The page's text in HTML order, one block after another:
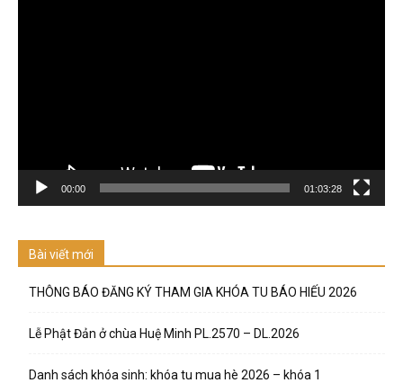
00:00 01:03:28
Bài viết mới
THÔNG BÁO ĐĂNG KÝ THAM GIA KHÓA TU BÁO HIẾU 2026
Lễ Phật Đản ở chùa Huệ Minh PL.2570 – DL.2026
Danh sách khóa sinh: khóa tu mua hè 2026 – khóa 1